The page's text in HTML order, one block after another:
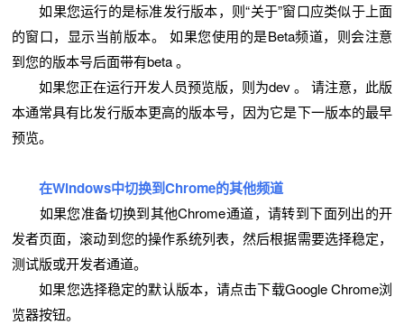
如果您运行的是标准发行版本，则“关于”窗口应类似于上面
的窗口，显示当前版本。 如果您使用的是Beta频道，则会注意
到您的版本号后面带有beta 。
如果您正在运行开发人员预览版，则为dev 。 请注意，此版
本通常具有比发行版本更高的版本号，因为它是下一版本的最早
预览。
在Windows中切换到Chrome的其他频道
如果您准备切换到其他Chrome通道，请转到下面列出的开
发者页面，滚动到您的操作系统列表，然后根据需要选择稳定，
测试版或开发者通道。
如果您选择稳定的默认版本，请点击下载Google Chrome浏
览器按钮。